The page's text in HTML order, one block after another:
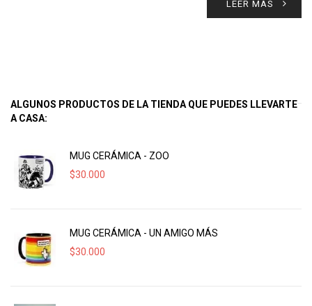
LEER MÁS
ALGUNOS PRODUCTOS DE LA TIENDA QUE PUEDES LLEVARTE
A CASA:
MUG CERÁMICA - ZOO
$30.000
MUG CERÁMICA - UN AMIGO MÁS
$30.000